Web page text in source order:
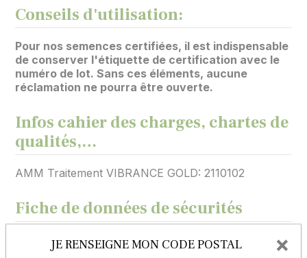
Conseils d'utilisation:
Pour nos semences certifiées, il est indispensable
de conserver l'étiquette de certification avec le
numéro de lot. Sans ces éléments, aucune
réclamation ne pourra être ouverte.
Infos cahier des charges, chartes de
qualités,…
AMM Traitement VIBRANCE GOLD: 2110102
Fiche de données de sécurités
JE RENSEIGNE MON CODE POSTAL ×